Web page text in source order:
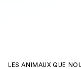
LES ANIMAUX QUE